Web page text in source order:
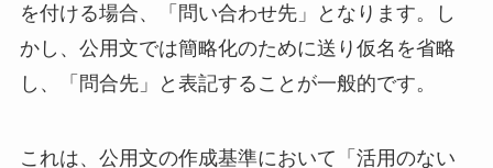
を付ける場合、「問い合わせ先」となります。し
かし、公用文では簡略化のために送り仮名を省略
し、「問合先」と表記することが一般的です。
これは、公用文の作成基準において「活用のない